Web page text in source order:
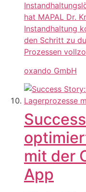
hat MAPAL Dr.
Instandhaltung
den Schritt zu
Prozessen
oxando GmbH
mit der
App